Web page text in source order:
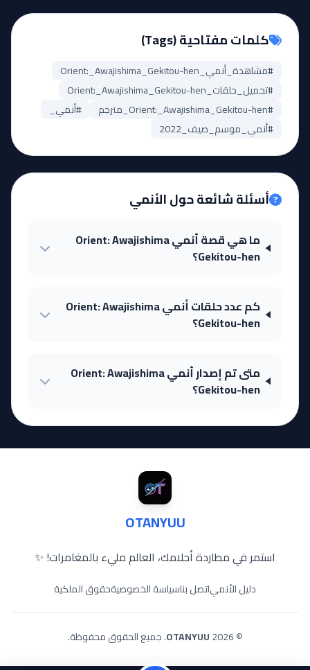
كلمات مفتاحية (Tags)
#مشاهدة_أنمي_Orient:_Awajishima_Gekitou-hen
#تحميل_حلقات_Orient:_Awajishima_Gekitou-hen
#Orient:_Awajishima_Gekitou-hen_مترجم
#أنمي_
#أنمي_موسم_صيف_2022
أسئلة شائعة حول الأنمي
ما هي قصة أنمي Orient: Awajishima
Gekitou-hen؟
كم عدد حلقات أنمي Orient: Awajishima
Gekitou-hen؟
متى تم إصدار أنمي Orient: Awajishima
Gekitou-hen؟
OTANYUU
استمر في مطاردة أحلامك، العالم مليء بالمغامرات! ✨
دليل الأنمياتصل بناسياسة الخصوصيةحقوق الملكية
© 2026
OTANYUU. جميع الحقوق محفوظة.